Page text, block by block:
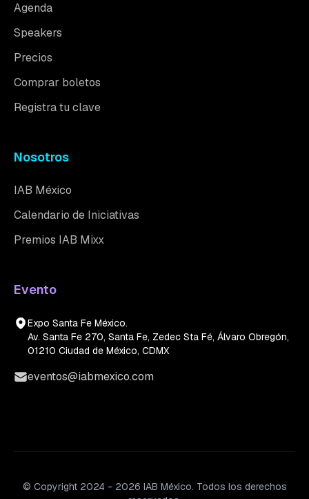
Agenda
Speakers
Precios
Comprar boletos
Registra tu clave
Nosotros
IAB México
Calendario de Iniciativas
Premios IAB Mixx
Evento
Expo Santa Fe México.
Av. Santa Fe 270, Santa Fe, Zedec Sta Fé, Álvaro Obregón,
01210 Ciudad de México, CDMX
eventos@iabmexico.com
© Copyright 2024 - 2026 IAB México. Todos los derechos